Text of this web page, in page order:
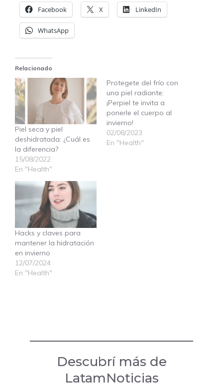
Facebook X LinkedIn
WhatsApp
Relacionado
Piel seca y piel
deshidratada: ¿Cuál es
la diferencia?
15/08/2022
En "Health"
Protegete del frío con
una piel radiante:
¡Perpiel te invita a
ponerle el cuerpo al
invierno!
02/08/2023
En "Health"
Hacks y claves para
mantener la hidratación
en invierno
12/07/2024
En "Health"
Descubrí más de
LatamNoticias